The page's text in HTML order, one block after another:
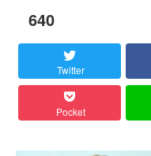
640
Twitter
Pocket